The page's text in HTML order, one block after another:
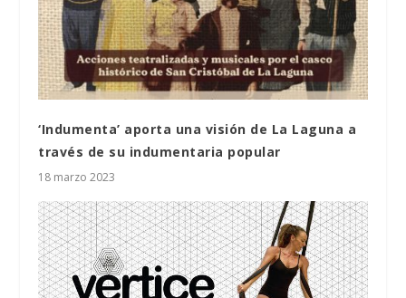
‘Indumenta’ aporta una visión de La Laguna a
través de su indumentaria popular
18 marzo 2023